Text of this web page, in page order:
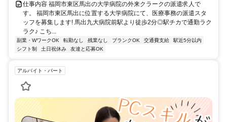
仕事内容 福岡市東区馬出の大学病院の外来クラークの派遣求人で
す。 福岡市東区馬出に位置する大学病院にて、医療事務の派遣スタ
ッフを募集します! 馬出九大病院前駅より徒歩2分◎駅チカで通勤ラク
ラク♪ こち...
副業・WワークOK 転勤なし 残業なし ブランクOK 交通費支給
駅近5分以内
シフト制
土日祝休み 友達と応募OK
アルバイト・パート